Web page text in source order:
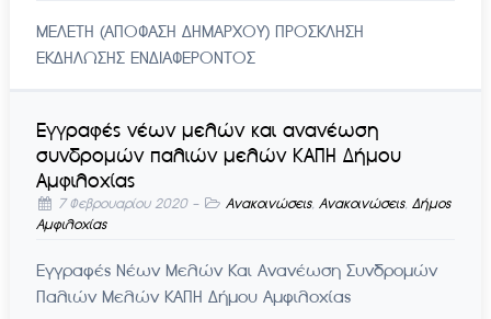
ΜΕΛΕΤΗ (ΑΠΟΦΑΣΗ ΔΗΜΑΡΧΟΥ) ΠΡΟΣΚΛΗΣΗ
ΕΚΔΗΛΩΣΗΣ ΕΝΔΙΑΦΕΡΟΝΤΟΣ
Εγγραφές νέων μελών και ανανέωση
συνδρομών παλιών μελών ΚΑΠΗ Δήμου
Αμφιλοχίας
7 Φεβρουαρίου 2020- Ανακοινώσεις, Ανακοινώσεις, Δήμος
Αμφιλοχίας
Εγγραφές Νέων Μελών Και Ανανέωση Συνδρομών
Παλιών Μελών ΚΑΠΗ Δήμου Αμφιλοχίας